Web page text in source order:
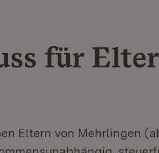
für
Eltern von Mehrlingen